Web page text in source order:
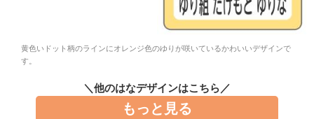
会社概要
黄色いドット柄のラインにオレンジ色のゆりが咲いているかわいいデザインで
す。
＼他のはなデザインはこちら／
もっと見る